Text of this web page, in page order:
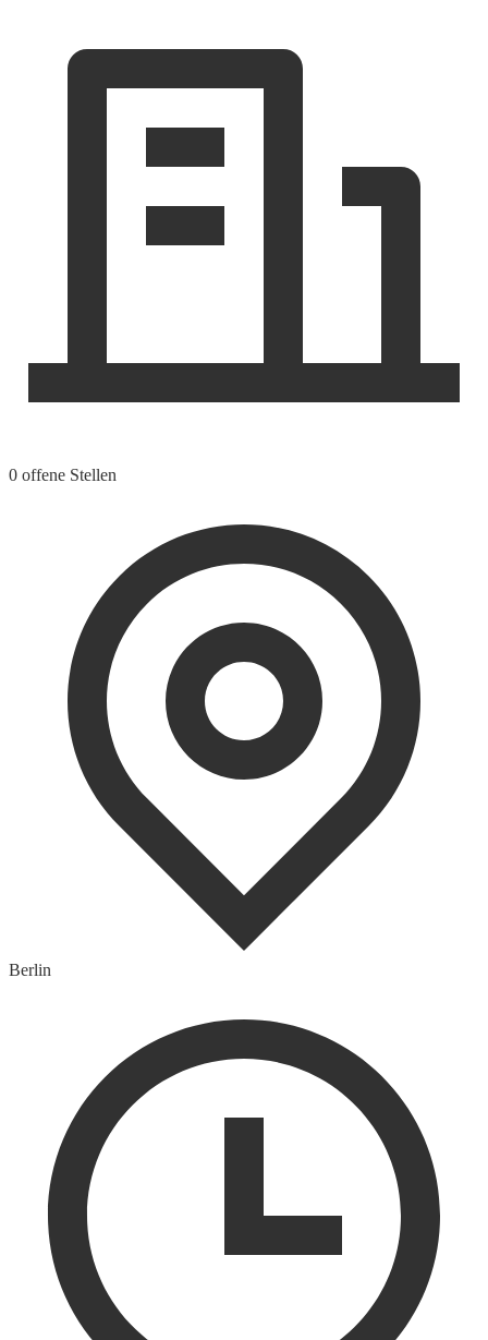
0 offene Stellen
Berlin